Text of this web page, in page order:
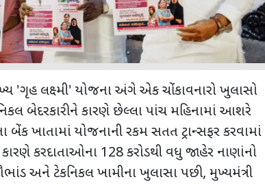
'ગૃહ લક્ષ્મી' યોજના અંગે એક ચોંકાવનારો ખુલાસો
બેદરકારીને કારણે છેલ્લા પાંચ મહિનામાં આશરે
ખાતામાં યોજનાની રકમ સતત ટ્રાન્સફર કરવામાં
કરદાતાઓના 128 કરોડથી વધુ જાહેર નાણાંનો
અને ટેકનિકલ ખામીના ખુલાસા પછી, મુખ્યમંત્રી